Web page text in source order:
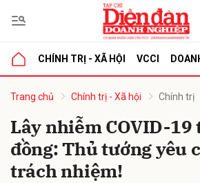
CHÍNH TRỊ - XÃ HỘI VCCI
Trang chủ Chính trị - Xã hội Chính trị
Lây nhiễm COVID-19
đồng: Thủ tướng yêu
trách nhiệm!
luận